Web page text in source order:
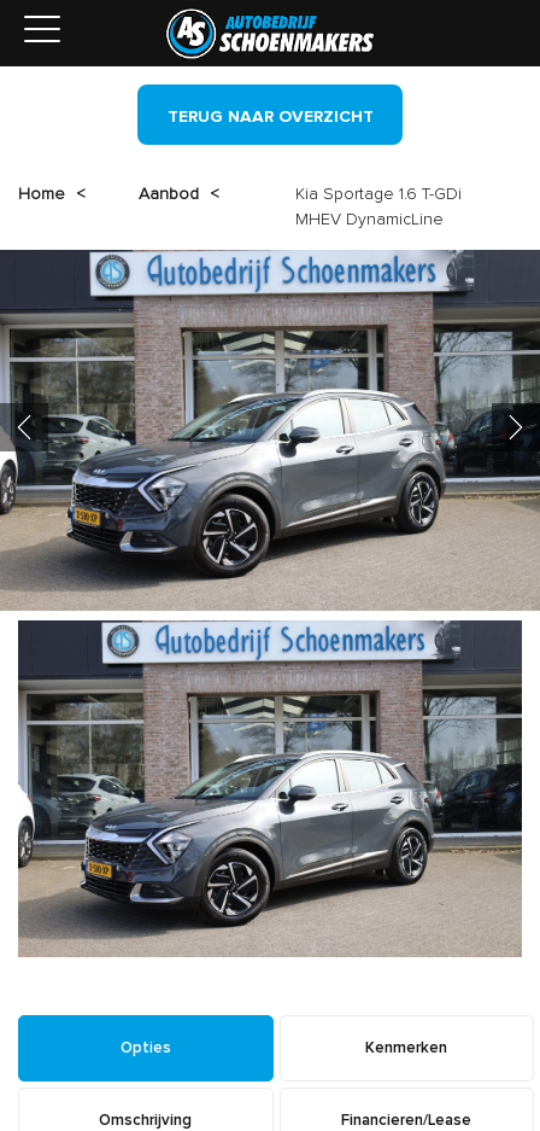
TERUG NAAR OVERZICHT
Home < Aanbod <
Kia Sportage 1.6 T-GDi
MHEV DynamicLine
Opties Kenmerken
Omschrijving Financieren/Lease